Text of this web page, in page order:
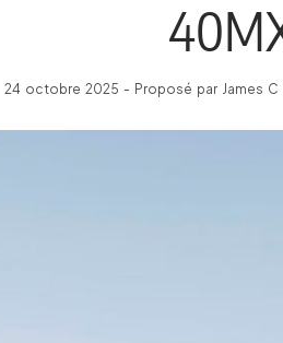
24 octobre 2025 - Proposé par James